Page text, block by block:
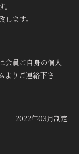
ます。
会員ご自身の個人
よりご連絡下さ
2022年03月制定